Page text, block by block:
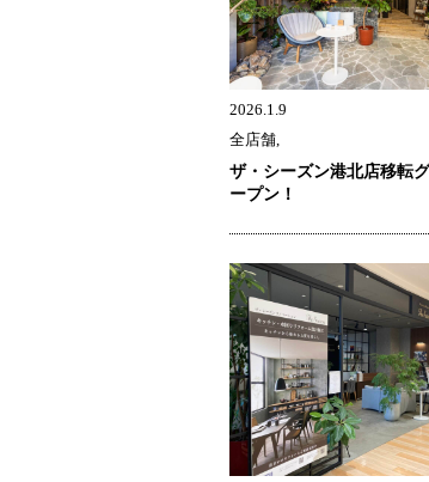
2026.1.9
全店舗,
ザ・シーズン港北店移転
ープン！